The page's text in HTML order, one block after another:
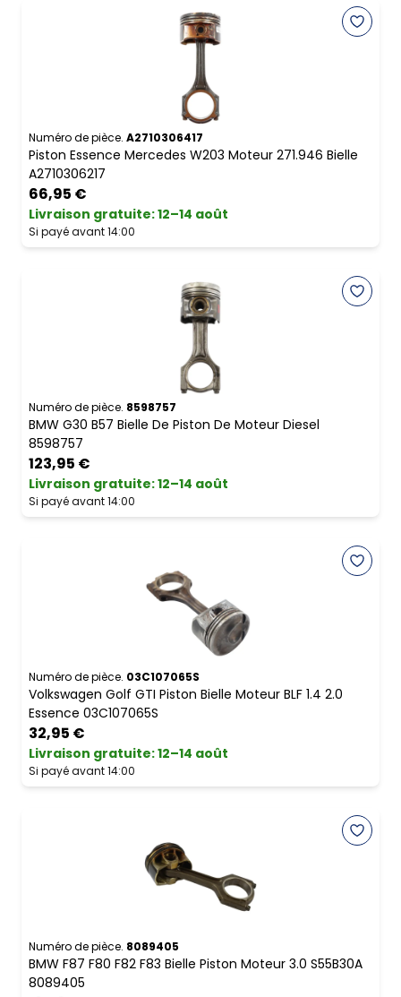
Numéro de pièce. A2710306417
Piston Essence Mercedes W203 Moteur 271.946 Bielle
A2710306217
66,95 €
Livraison gratuite:12–14 août
Si payé avant 14:00
Numéro de pièce. 8598757
BMW G30 B57 Bielle De Piston De Moteur Diesel
8598757
123,95 €
Livraison gratuite:12–14 août
Si payé avant 14:00
Numéro de pièce. 03C107065S
Volkswagen Golf GTI Piston Bielle Moteur BLF 1.4 2.0
Essence 03C107065S
32,95 €
Livraison gratuite:12–14 août
Si payé avant 14:00
Numéro de pièce. 8089405
BMW F87 F80 F82 F83 Bielle Piston Moteur 3.0 S55B30A
8089405